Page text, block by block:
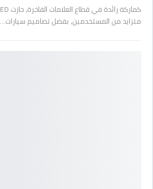
متزايد من المستخدمين، بفضل تصاميم سيارات…